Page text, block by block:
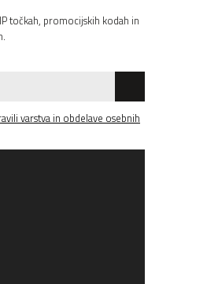
točkah, promocijskih kodah in
varstva in obdelave osebnih